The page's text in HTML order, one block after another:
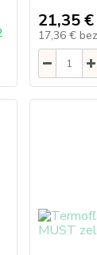
21,35 €
17,36 €